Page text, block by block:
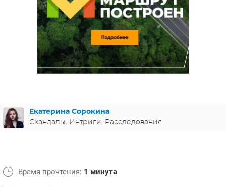
МЕЛОДРАМЫ
ИСПАНИЯ
ФРАНЦИЯ
ГЕРМАНИЯ
СВЕТСКИЕ НОВОСТИ
СПОЙЛЕРЫ ИЗ СЕРИАЛОВ
Екатерина Сорокина
Скандалы. Интриги. Расследования
Время прочтения: 1 минута